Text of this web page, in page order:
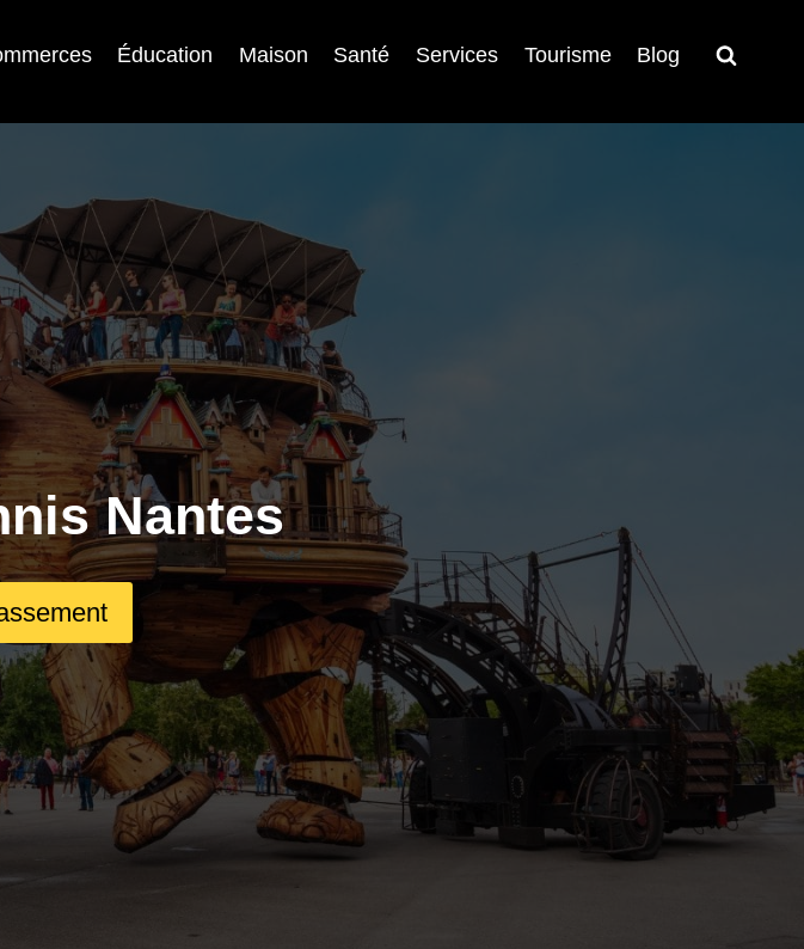
Éducation Maison Santé Services Tourisme Blog
Nantes